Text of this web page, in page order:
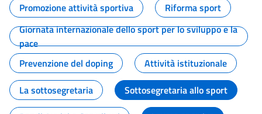
Promozione attività sportiva
Riforma sport
Giornata internazionale dello sport per lo sviluppo e la
pace
Prevenzione del doping
Attività istituzionale
La sottosegretaria
Sottosegretaria allo sport